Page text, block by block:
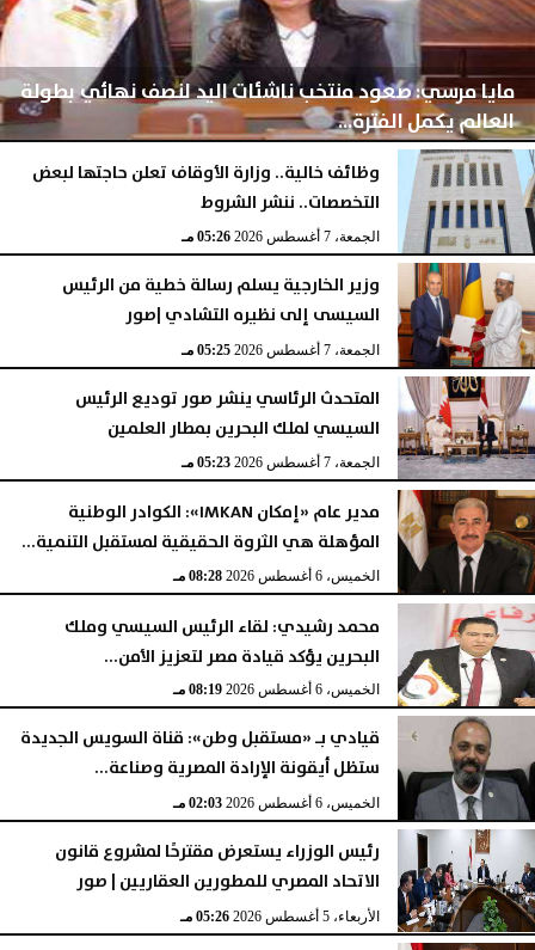
مايا مرسي: صعود منتخب ناشئات اليد لنصف نهائي بطولة
العالم يكمل الفترة...
الجمعة، 7 أغسطس 2026 05:28 مـ
وظائف خالية.. وزارة الأوقاف تعلن حاجتها لبعض
التخصصات.. ننشر الشروط
الجمعة، 7 أغسطس 2026 05:26 مـ
وزير الخارجية يسلم رسالة خطية من الرئيس
السيسى إلى نظيره التشادي |صور
الجمعة، 7 أغسطس 2026 05:25 مـ
المتحدث الرئاسي ينشر صور توديع الرئيس
السيسي لملك البحرين بمطار العلمين
الجمعة، 7 أغسطس 2026 05:23 مـ
مدير عام «إمكان IMKAN»: الكوادر الوطنية
المؤهلة هي الثروة الحقيقية لمستقبل التنمية...
الخميس، 6 أغسطس 2026 08:28 مـ
محمد رشيدي: لقاء الرئيس السيسي وملك
البحرين يؤكد قيادة مصر لتعزيز الأمن...
الخميس، 6 أغسطس 2026 08:19 مـ
قيادي بـ «مستقبل وطن»: قناة السويس الجديدة
ستظل أيقونة الإرادة المصرية وصناعة...
الخميس، 6 أغسطس 2026 02:03 مـ
رئيس الوزراء يستعرض مقترحًا لمشروع قانون
الاتحاد المصري للمطورين العقاريين | صور
الأربعاء، 5 أغسطس 2026 05:26 مـ